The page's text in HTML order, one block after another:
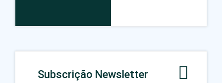
Subscrição Newsletter